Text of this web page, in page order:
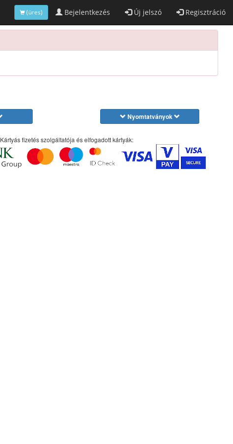
Bejelentkezés Új jelszó Regisztráció
(üres)
Nyomtatványok
Kártyás fizetés szolgáltatója és elfogadott kártyák: